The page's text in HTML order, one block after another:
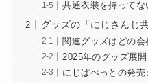
共通衣装を持ってな
グッズの「にじさんじ
関連グッズはどの会
2025年のグッズ展
にじぱぺっとの発売